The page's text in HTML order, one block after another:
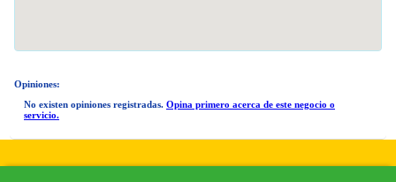
Opiniones:
No existen opiniones registradas. Opina primero acerca de este negocio o
servicio.